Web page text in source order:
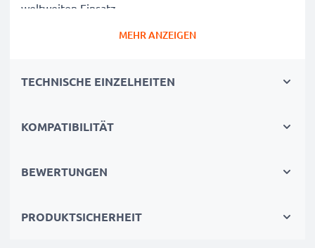
weltweiten Einsatz
mit Schutz vor Überladung, Überhitzung und
✔Kompakt & leicht
MEHR ANZEIGEN
TECHNISCHE EINZELHEITEN
KOMPATIBILITÄT
BEWERTUNGEN
PRODUKTSICHERHEIT